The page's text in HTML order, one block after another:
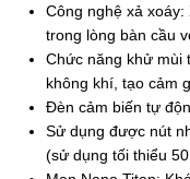
Công nghệ xả
trong lòng bàn cầu
Chức năng khử mùi
không khí, tạo cảm
Đèn cảm biến tự
Sử dụng được nút
(sử dụng tối thiểu